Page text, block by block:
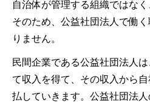
自治体が管理する組織ではなく
そのため、公益社団法人で働
りません。
民間企業である公益社団法人
て収入を得て、その収入から
払していきます。公益社団法